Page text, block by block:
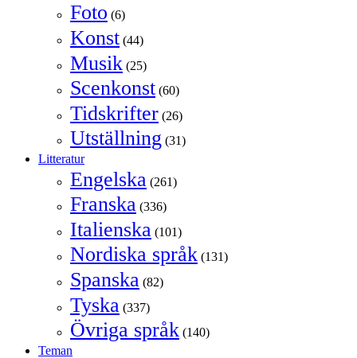
Foto (6)
Konst (44)
Musik (25)
Scenkonst (60)
Tidskrifter (26)
Utställning (31)
Litteratur
Engelska (261)
Franska (336)
Italienska (101)
Nordiska språk (131)
Spanska (82)
Tyska (337)
Övriga språk (140)
Teman